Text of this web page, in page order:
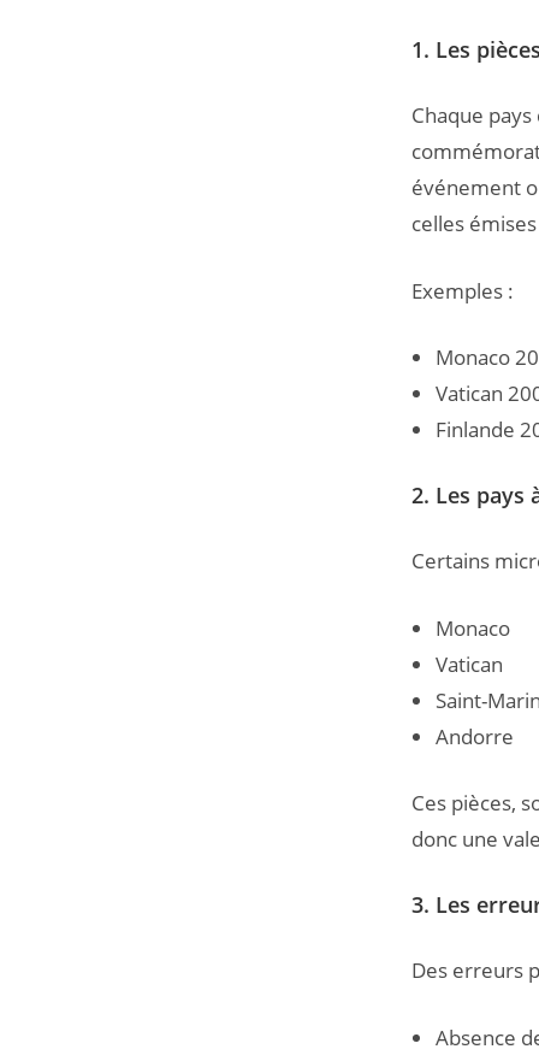
1. Les
Chaque
événement
celles
Exemples :
Monaco
Vatican
Finlande
2. Les pays
Certains
Monaco
Vatican
Saint-
Andorre
Ces pièces,
donc une
3. Les
Des erreurs
Absence